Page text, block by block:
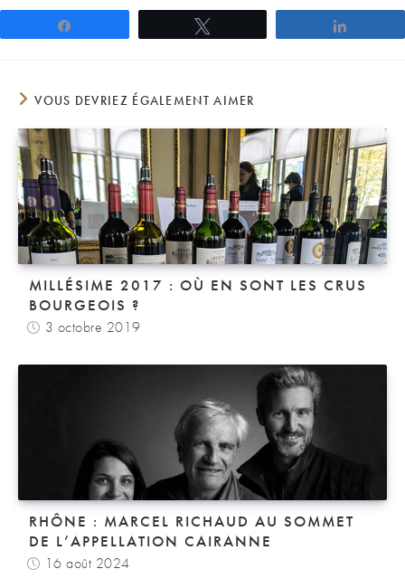
VOUS DEVRIEZ ÉGALEMENT AIMER
MILLÉSIME 2017 : OÙ EN SONT LES CRUS
BOURGEOIS ?
3 octobre 2019
RHÔNE : MARCEL RICHAUD AU SOMMET
DE L’APPELLATION CAIRANNE
16 août 2024